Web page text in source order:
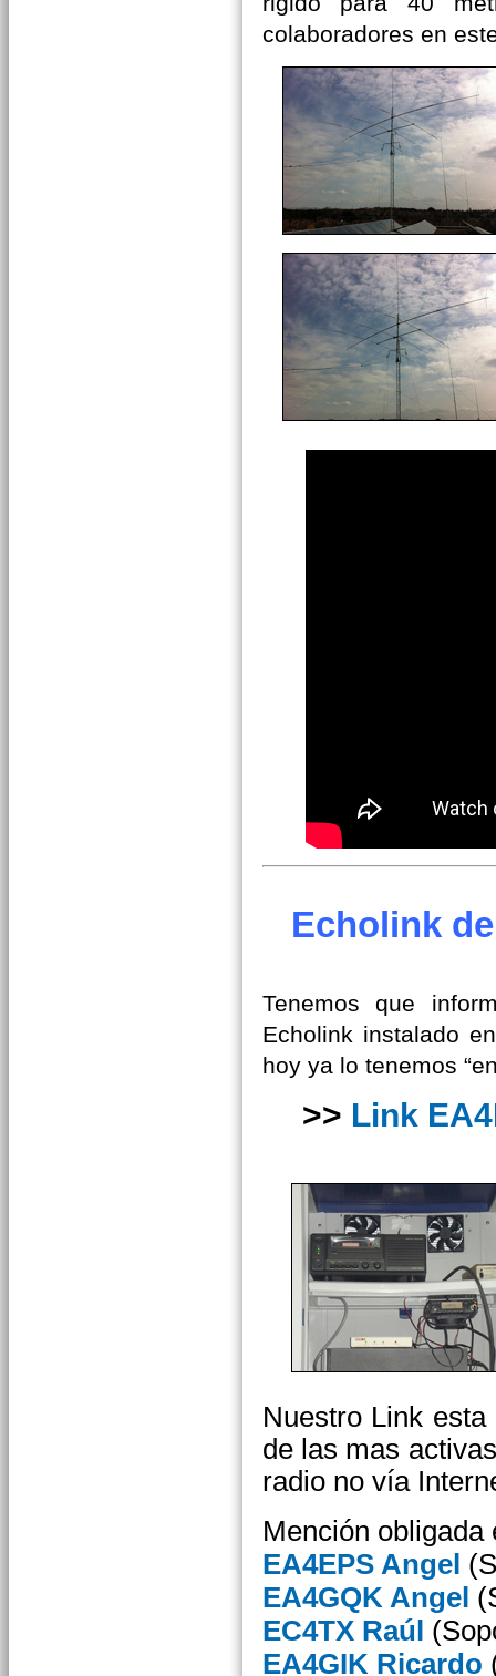
colaboradores en
Echolink
Tenemos que
Echolink instalado
hoy ya lo tenemos
>> Link
Nuestro Link
de las mas
radio no vía
Mención obligada
EA4EPS Angel
EA4GQK Angel
EC4TX Raúl
EA4GIK Ricardo